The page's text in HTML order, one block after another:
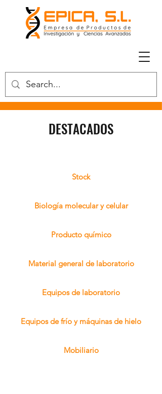
DESTACADOS
Stock
Biología molecular y celular
Producto químico
Material general de laboratorio
Equipos de laboratorio
Equipos de frío y máquinas de hielo
Mobiliario